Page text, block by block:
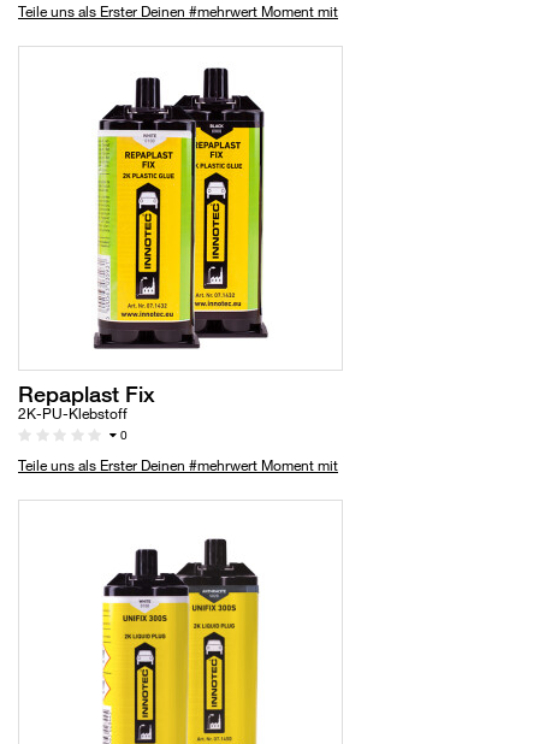
Teile uns als Erster Deinen #mehrwert Moment mit
Repaplast Fix
2K-PU-Klebstoff
0
Teile uns als Erster Deinen #mehrwert Moment mit